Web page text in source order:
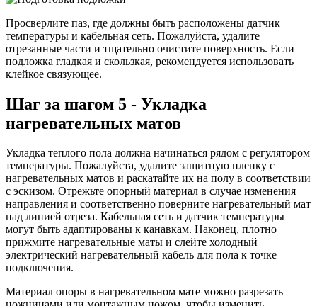
Просверлите паз, где должны быть расположены датчик
температуры и кабельная сеть. Пожалуйста, удалите
отрезанные части и тщательно очистите поверхность. Если
подложка гладкая и скользкая, рекомендуется использовать
клейкое связующее.
Шаг за шагом 5 - Укладка
нагревательных матов
Укладка теплого пола должна начинаться рядом с регулятором
температуры. Пожалуйста, удалите защитную пленку с
нагревательных матов и раскатайте их на полу в соответствии
с эскизом. Отрежьте опорный материал в случае изменения
направления и соответственно поверните нагревательный мат
над линией отреза. Кабельная сеть и датчик температуры
могут быть адаптированы к канавкам. Наконец, плотно
прижмите нагревательные маты и слейте холодный
электрический нагревательный кабель для пола к точке
подключения.
Материал опоры в нагревательном мате можно разрезать